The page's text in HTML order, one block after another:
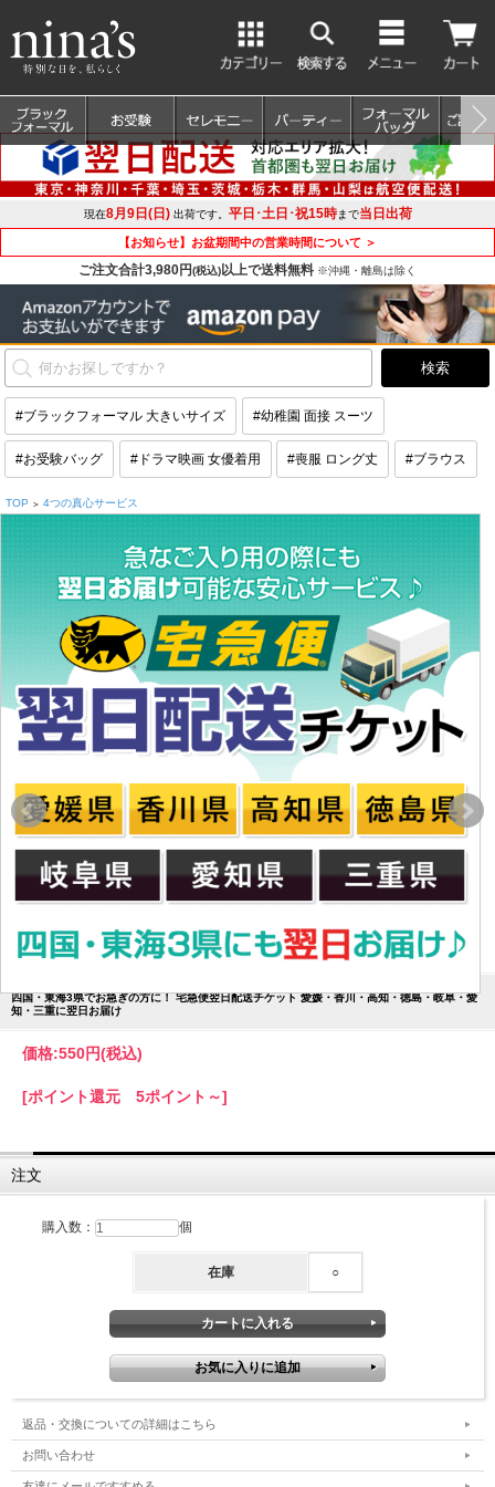
現在8月9日(日)出荷です。 平日･土日･祝15時まで当日出荷
【お知らせ】お盆期間中の営業時間について ＞
ご注文合計3,980円(税込)以上で送料無料 ※沖縄・離島は除く
#ブラックフォーマル 大きいサイズ #幼稚園 面接 スーツ
#お受験バッグ #ドラマ映画 女優着用 #喪服 ロング丈 #ブラウス
TOP > 4つの真心サービス
四国・東海3県でお急ぎの方に！ 宅急便翌日配送チケット 愛媛・香川・高知・徳島・岐阜・愛
知・三重に翌日お届け
価格:550円(税込)
[ポイント還元 5ポイント～]
注文
購入数： 個
在庫 ○
返品・交換についての詳細はこちら
お問い合わせ